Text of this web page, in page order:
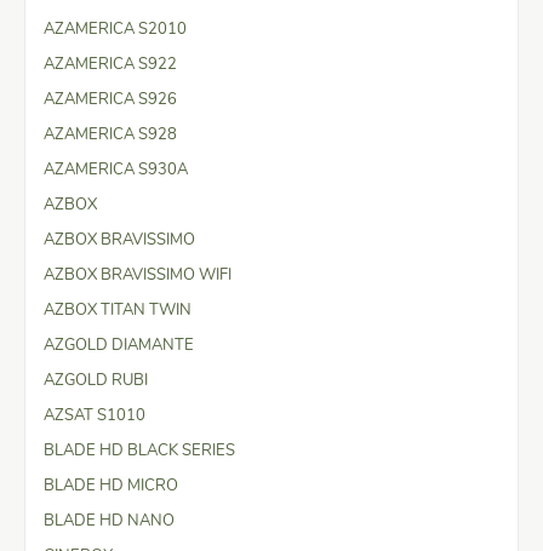
AZAMERICA S2010
AZAMERICA S922
AZAMERICA S926
AZAMERICA S928
AZAMERICA S930A
AZBOX
AZBOX BRAVISSIMO
AZBOX BRAVISSIMO WIFI
AZBOX TITAN TWIN
AZGOLD DIAMANTE
AZGOLD RUBI
AZSAT S1010
BLADE HD BLACK SERIES
BLADE HD MICRO
BLADE HD NANO